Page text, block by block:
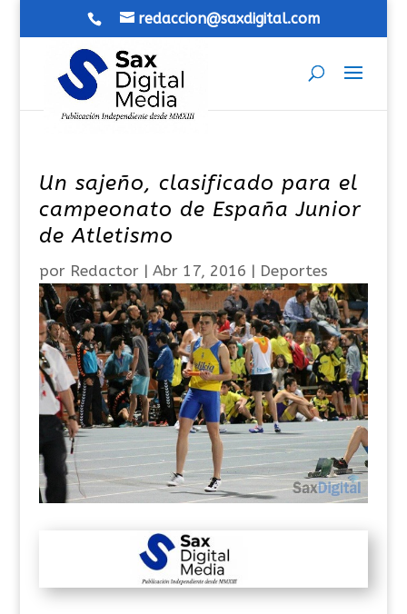
redaccion@saxdigital.com
Un sajeño, clasificado para el
campeonato de España Junior
de Atletismo
por Redactor| Abr 17, 2016 | Deportes